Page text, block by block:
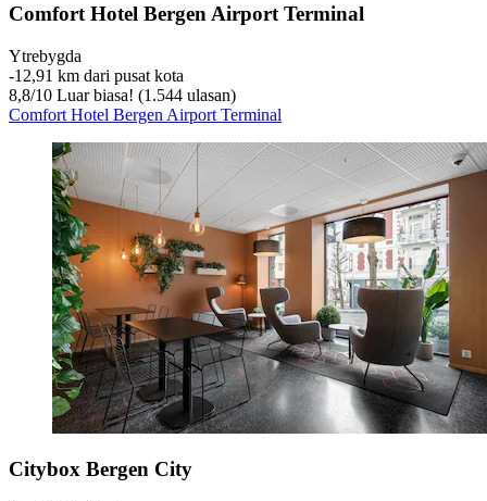
Comfort Hotel Bergen Airport Terminal
Ytrebygda
‐12,91 km dari pusat kota
8,8/10 Luar biasa! (1.544 ulasan)
Comfort Hotel Bergen Airport Terminal
Citybox Bergen City